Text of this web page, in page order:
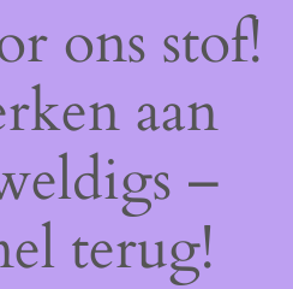
ons stof!
aan
–
terug!